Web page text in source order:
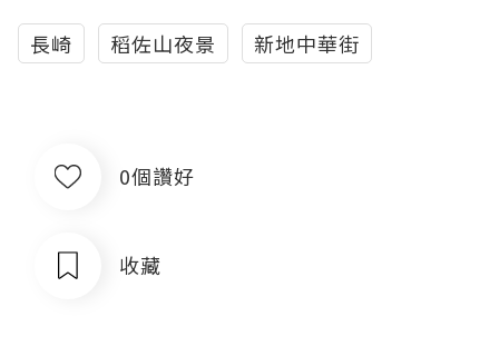
長崎 稻佐山夜景 新地中華街
0個讚好
收藏